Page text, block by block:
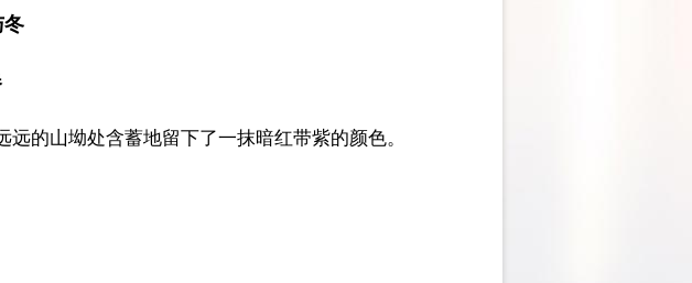
冬
的山坳处含蓄地留下了一抹暗红带紫的颜色。